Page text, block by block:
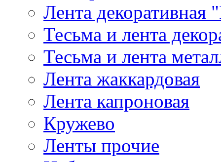
Лента декоративная
Тесьма и лента
Тесьма и лента
Лента жаккардовая
Лента капроновая
Кружево
Ленты прочие